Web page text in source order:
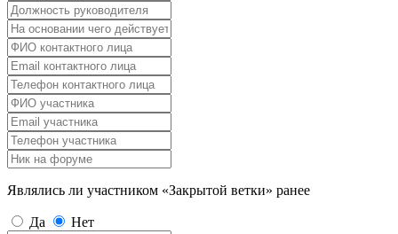
Являлись ли участником «Закрытой ветки» ранее
Да Нет